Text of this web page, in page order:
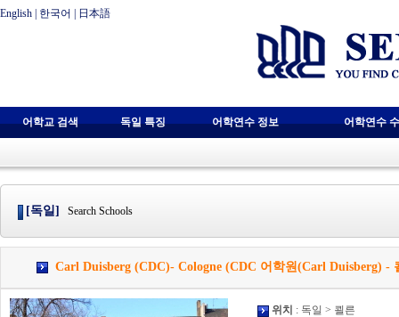
English 한국어 日本語
어학교 검색 독일 특징 어학연수 정보 어학연수
[독일] Search Schools
Carl Duisberg (CDC)- Cologne (CDC 어학원(Carl Duisberg) -
위치 : 독일 > 쾰른